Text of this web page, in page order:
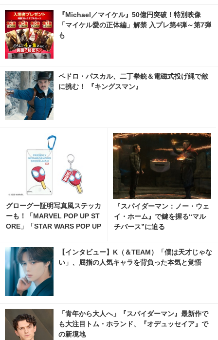
『Michael／マイケル』50億円突破！特別映像
「マイケル愛の正体編」解禁 入プレ第4弾～第7弾
も
ペドロ・パスカル、二丁拳銃＆電磁式投げ縄で敵
に挑む！ 『キングスマン』
グローグー証明写真風ステッカ
ーも！「MARVEL POP UP ST
ORE」「STAR WARS POP UP
伊勢丹で開催 4枚目の写真・画
像 | cinemacafe.net
『スパイダーマン：ノー・ウェ
イ・ホーム』で鍵を握る“マル
チバース”に迫る
【インタビュー】K（＆TEAM）「僕は天才じゃな
い」、屈指の人気キャラを背負った本気と覚悟
「青年から大人へ」『スパイダーマン』最新作で
も大注目トム・ホランド、『オデュッセイア』で
の新境地